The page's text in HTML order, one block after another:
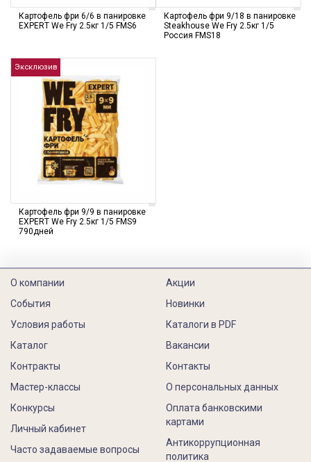
Картофель фри 6/6 в панировке
EXPERT We Fry 2.5кг 1/5 FMS6
Картофель фри 9/18 в панировке
Steakhouse We Fry 2.5кг 1/5
Россия FMS18
Эксклюзив
Картофель фри 9/9 в панировке
EXPERT We Fry 2.5кг 1/5 FMS9
790дней
О компании
События
Условия работы
Каталог
Контракты
Акции
Новинки
Каталоги в PDF
Вакансии
Контакты
Мастер-классы
Конкурсы
Личный кабинет
Часто задаваемые вопросы
О персональных данных
Оплата банковскими
картами
Антикоррупционная
политика